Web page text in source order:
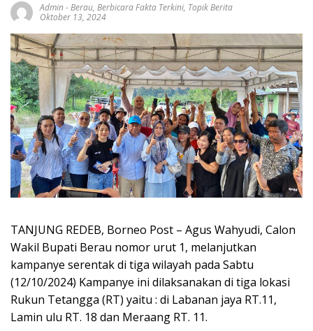
Admin-Berau, Berbicara Fakta Terkini, Topik Berita
Oktober 13, 2024
TANJUNG REDEB, Borneo Post – Agus Wahyudi, Calon
Wakil Bupati Berau nomor urut 1, melanjutkan
kampanye serentak di tiga wilayah pada Sabtu
(12/10/2024) Kampanye ini dilaksanakan di tiga lokasi
Rukun Tetangga (RT) yaitu : di Labanan jaya RT.11,
Lamin ulu RT. 18 dan Meraang RT. 11.